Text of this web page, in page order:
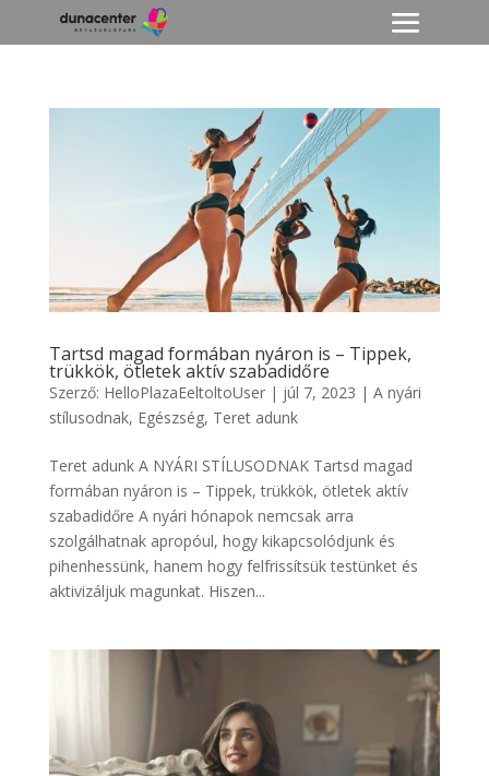
Tartsd magad formában nyáron is – Tippek,
trükkök, ötletek aktív szabadidőre
Szerző: HelloPlazaEeltoltoUser| júl 7, 2023 | A nyári
stílusodnak, Egészség, Teret adunk
Teret adunk A NYÁRI STÍLUSODNAK Tartsd magad
formában nyáron is – Tippek, trükkök, ötletek aktív
szabadidőre A nyári hónapok nemcsak arra
szolgálhatnak apropóul, hogy kikapcsolódjunk és
pihenhessünk, hanem hogy felfrissítsük testünket és
aktivizáljuk magunkat. Hiszen...